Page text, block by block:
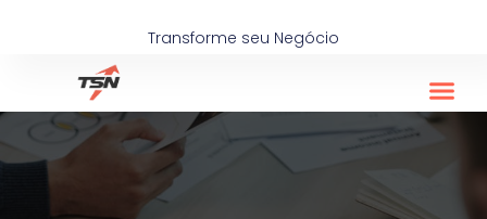
Transforme seu Negócio